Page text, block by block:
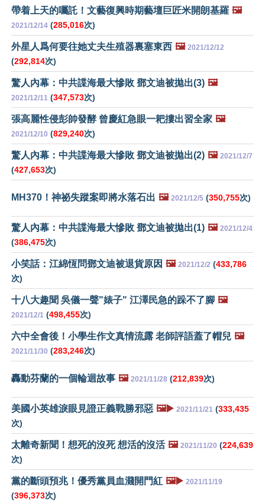
帶着上天的囑託！文藝復興時期藝壇巨匠米開朗基羅 🖼️
2021/12/14 (285,016次)
外星人爲何要往她丈夫生殖器裏塞東西 🖼️ 2021/12/12
(292,814次)
驚人內幕：中共諜海最大慘敗 鄧文迪被拋出(3) 🖼️
2021/12/11 (347,573次)
張高麗性侵彭帥發酵 曾慶紅急眼一耙摟出習全家 🖼️
2021/12/10 (829,240次)
驚人內幕：中共諜海最大慘敗 鄧文迪被拋出(2) 🖼️ 2021/12/7
(427,653次)
MH370！神祕失蹤案即將水落石出 🖼️ 2021/12/5 (350,755次)
驚人內幕：中共諜海最大慘敗 鄧文迪被拋出(1) 🖼️ 2021/12/4
(386,475次)
小笑話：江綿恆問鄧文迪被退貨原因 🖼️ 2021/12/2 (433,786
次)
十八大趣聞 吳儀一聲"婊子" 江澤民急的跺不了腳 🖼️
2021/12/1 (498,455次)
六中全會後！小學生作文真情流露 老師評語蓋了帽兒 🖼️
2021/11/30 (283,246次)
轟動芬蘭的一個輪迴故事 🖼️ 2021/11/28 (212,839次)
美國小英雄淚眼見證正義戰勝邪惡 🖼️▶️ 2021/11/21 (333,435
次)
太離奇新聞！想死的沒死 想活的沒活 🖼️ 2021/11/20 (224,639
次)
黨的斷頭預兆！優秀黨員血濺開門紅 🖼️▶️ 2021/11/19
(396,373次)